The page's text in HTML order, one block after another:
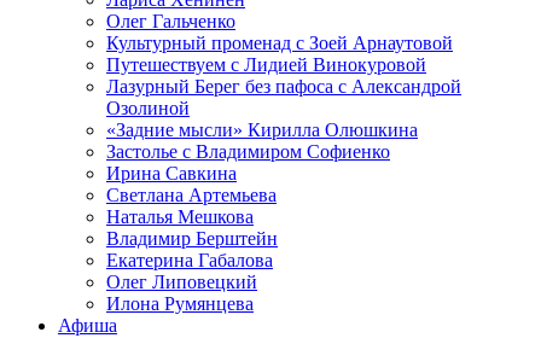
Олег Гальченко
Культурный променад с Зоей Арнаутовой
Путешествуем с Лидией Винокуровой
Лазурный Берег без пафоса с Александрой
Озолиной
«Задние мысли» Кирилла Олюшкина
Застолье с Владимиром Софиенко
Ирина Савкина
Светлана Артемьева
Наталья Мешкова
Владимир Берштейн
Екатерина Габалова
Олег Липовецкий
Илона Румянцева
Афиша